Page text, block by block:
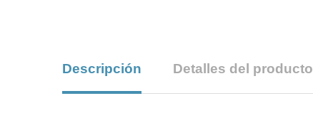
Descripción Detalles del producto